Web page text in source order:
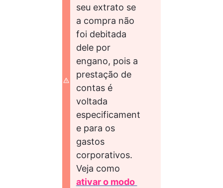
seu extrato se
a compra não
foi debitada
dele por
engano, pois a
prestação de
contas é
voltada
especificament
e para os
gastos
corporativos.
Veja como
ativar o modo